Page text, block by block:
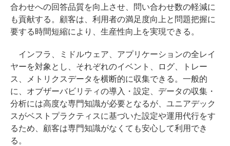
合わせへの回答品質を向上させ、問い合わせ数の軽減に
も貢献する。顧客は、利用者の満足度向上と問題把握に
要する時間短縮により、生産性向上を実現できる。
インフラ、ミドルウェア、アプリケーションの全レイ
ヤーを対象とし、それぞれのイベント、ログ、トレー
ス、メトリクスデータを横断的に収集できる。一般的
に、オブザーバビリティの導入・設定、データの収集・
分析には高度な専門知識が必要となるが、ユニアデック
スがベストプラクティスに基づいた設定や運用代行をす
るため、顧客は専門知識がなくても安心して利用でき
る。